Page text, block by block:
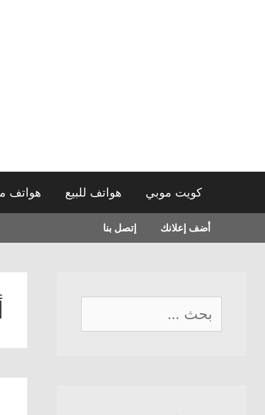
كويت موبي هواتف للبيع هواتف
أضف إعلانك إتصل بنا
البحث
عن: